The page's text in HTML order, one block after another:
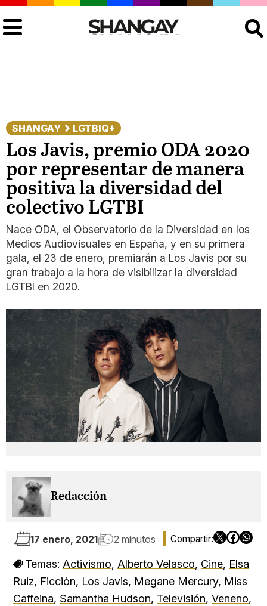
SHANGAY LGTBIQ+
Los Javis, premio ODA 2020
por representar de manera
positiva la diversidad del
colectivo LGTBI
Nace ODA, el Observatorio de la Diversidad en los
Medios Audiovisuales en España, y en su primera
gala, el 23 de enero, premiarán a Los Javis por su
gran trabajo a la hora de visibilizar la diversidad
LGTBI en 2020.
Redacción
17 enero, 2021 2 minutos
Temas: Activismo, Alberto Velasco, Cine, Elsa
Ruiz, Ficción, Los Javis, Megane Mercury, Miss
Caffeina, Samantha Hudson, Televisión, Veneno,